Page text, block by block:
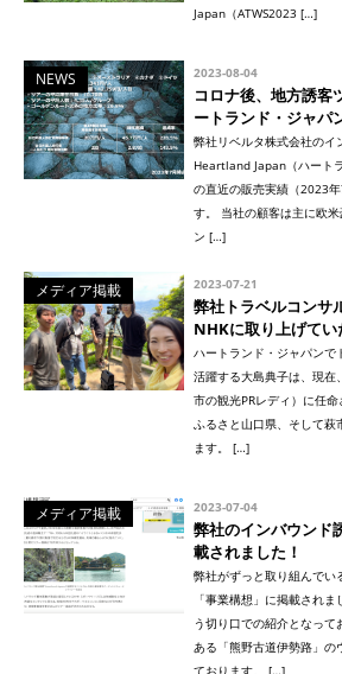
Japan（ATWS2023 […]
NEWS 2023-08-04
コロナ後、地方誘客
ートランド・ジャパ
弊社リベルタ株式会社のイ
Heartland Japan（ハート
の直近の販売実績（2023
す。 当社の顧客は主に欧
ン […]
メディア掲載 2023-07-21
弊社トラベルコンサ
NHKに取り上げてい
ハートランド・ジャパンで
活躍する大島典子は、現在
市の観光PRレディ）に任命
ふるさと山口県、そして萩
ます。 […]
メディア掲載 2023-07-04
弊社のインバウンド
載されました！
弊社がずっと取り組んでい
「事業構想」に掲載され
う切り口での紹介となっ
ある「熊野古道伊勢路」の
ております。 […]